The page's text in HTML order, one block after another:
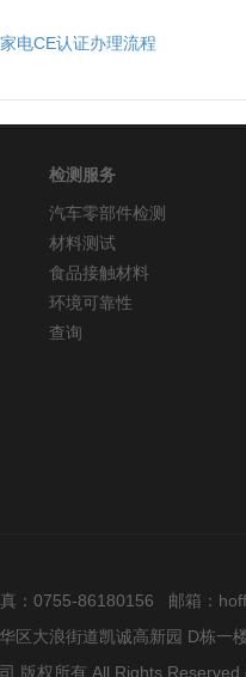
电CE认证办理流程
检测服务
汽车零部件检测
材料测试
食品接触材料
环境可靠性
查询
：0755-86180156 邮箱：
区大浪街道凯诚高新园 D栋一
版权所有 All Rights Reserved